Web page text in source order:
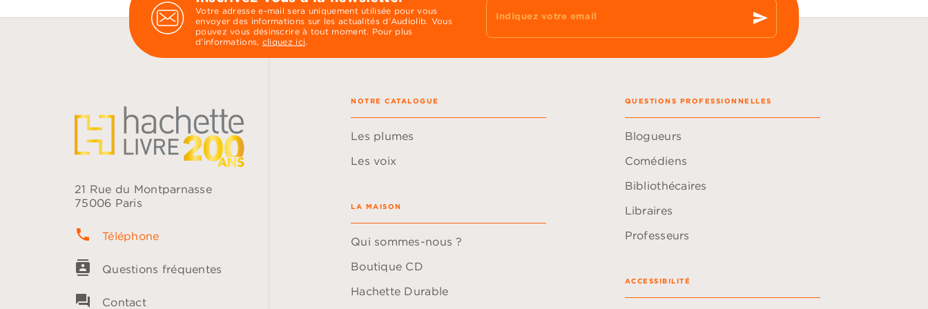
Votre adresse e-mail sera uniquement utilisée pour vous
envoyer des informations sur les actualités d'Audiolib. Vous
pouvez vous désinscrire à tout moment. Pour plus
d’informations, cliquez ici.
Indiquez votre email send
21 Rue du Montparnasse
75006 Paris
phone Téléphone
contacts Questions fréquentes
question_answer Contact
NOTRE CATALOGUE
Les plumes
Les voix
LA MAISON
Qui sommes-nous ?
Boutique CD
Hachette Durable
QUESTIONS PROFESSIONNELLES
Blogueurs
Comédiens
Bibliothécaires
Libraires
Professeurs
ACCESSIBILITÉ